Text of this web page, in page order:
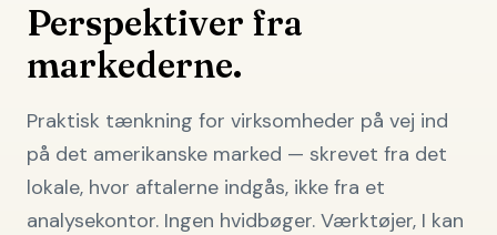
Perspektiver fra
markederne.
Praktisk tænkning for virksomheder på vej ind
på det amerikanske marked — skrevet fra det
lokale, hvor aftalerne indgås, ikke fra et
analysekontor. Ingen hvidbøger. Værktøjer, I kan